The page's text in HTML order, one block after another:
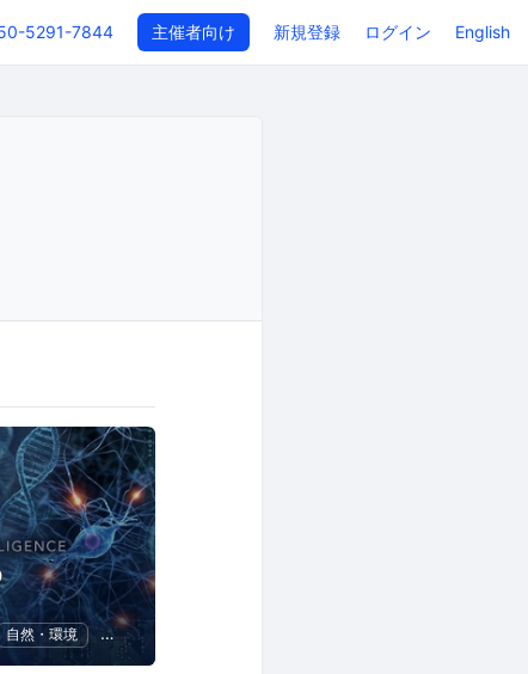
5291-7844 主催者向け 新規登録 ログイン English
自然・環境 ChatGPT